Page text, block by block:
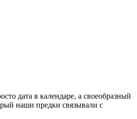
дата в календаре, а своеобразный
наши предки связывали с